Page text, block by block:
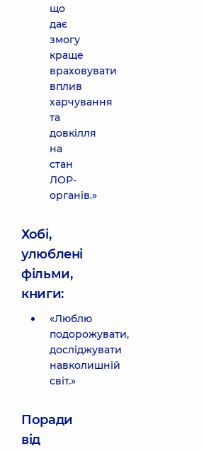
що
дає
змогу
краще
враховувати
вплив
харчування
та
довкілля
на
стан
ЛОР-
органів.»
Хобі,
улюблені
фільми,
книги:
«Люблю
подорожувати,
досліджувати
навколишній
світ.»
Поради
від